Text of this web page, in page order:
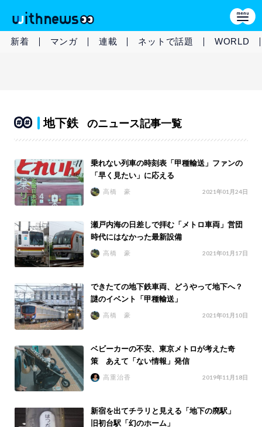
新着 マンガ 連載 ネットで話題 WORLD
地下鉄 のニュース記事一覧
乗れない列車の時刻表「甲種輸送」ファンの
「早く見たい」に応える
高橋 豪 2021年01月24日
瀬戸内海の日差しで拝む「メトロ車両」営団
時代にはなかった最新設備
高橋 豪 2021年01月17日
できたての地下鉄車両、どうやって地下へ？
謎のイベント「甲種輸送」
高橋 豪 2021年01月10日
ベビーカーの不安、東京メトロが考えた奇
策 あえて「ない情報」発信
高重治香 2019年11月18日
新宿を出てチラリと見える「地下の廃駅」
旧初台駅「幻のホーム」